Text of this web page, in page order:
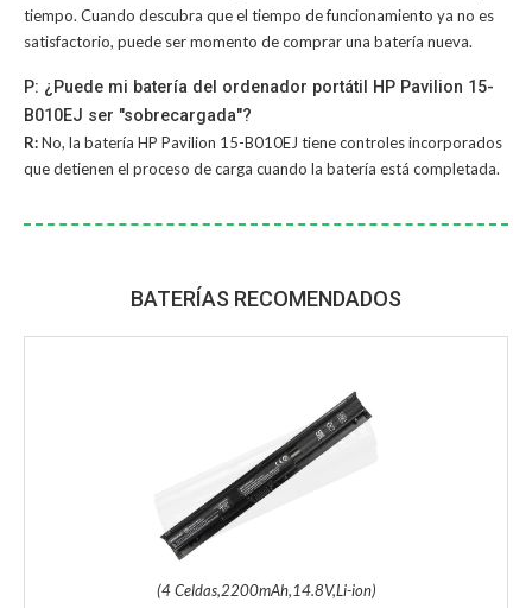
tiempo. Cuando descubra que el tiempo de funcionamiento ya no es
satisfactorio, puede ser momento de comprar una batería nueva.
P: ¿Puede mi batería del ordenador portátil HP Pavilion 15-
B010EJ ser "sobrecargada"?
R:No, la batería HP Pavilion 15-B010EJ tiene controles incorporados
que detienen el proceso de carga cuando la batería está completada.
BATERÍAS RECOMENDADOS
(4 Celdas,2200mAh,14.8V,Li-ion)